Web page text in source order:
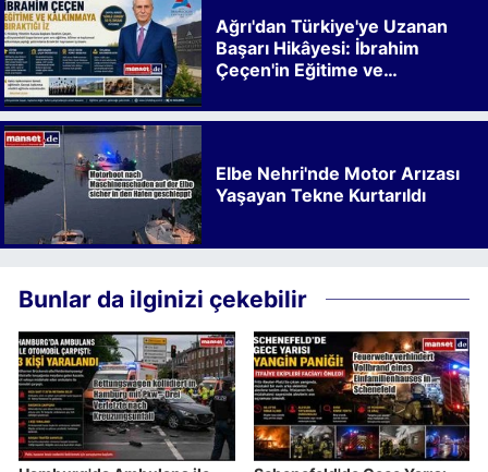
Ağrı'dan Türkiye'ye Uzanan
Başarı Hikâyesi: İbrahim
Çeçen'in Eğitime ve
Elbe Nehri'nde Motor Arızası
Yaşayan Tekne Kurtarıldı
Bunlar da ilginizi çekebilir